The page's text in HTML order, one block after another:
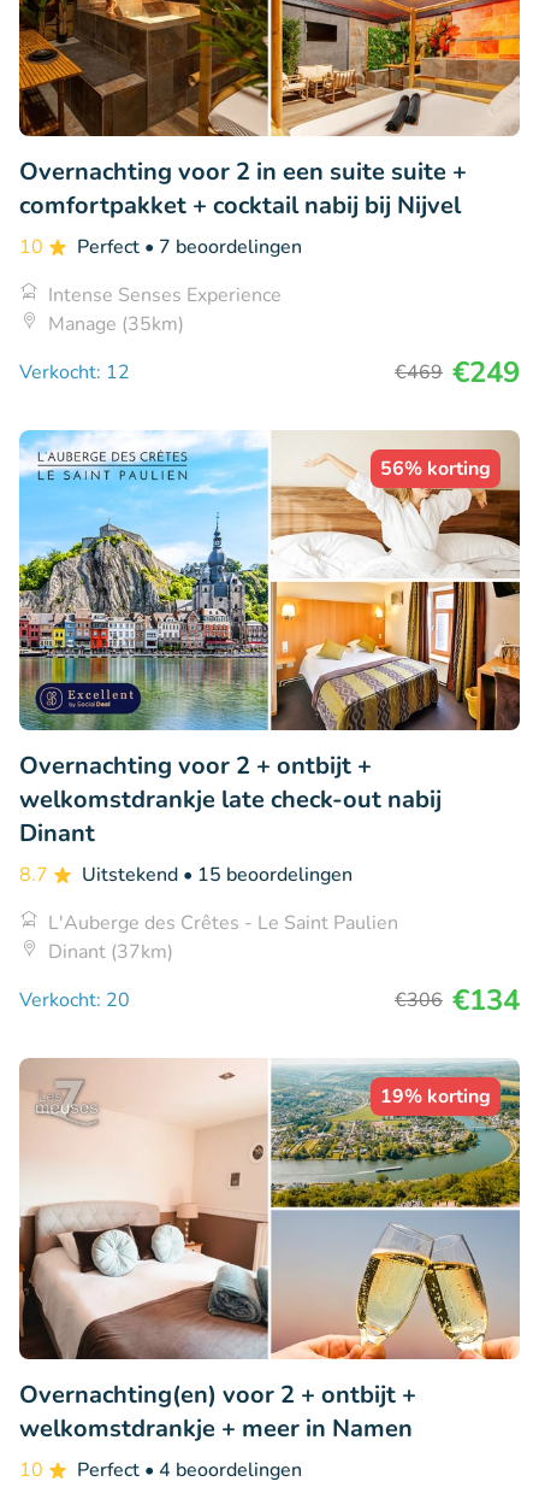
Overnachting voor 2 in een suite suite +
comfortpakket + cocktail nabij bij Nijvel
10 Perfect • 7 beoordelingen
Intense Senses Experience
Manage (35km)
Verkocht: 12
€469 €249
56% korting
Overnachting voor 2 + ontbijt +
welkomstdrankje late check-out nabij
Dinant
8.7 Uitstekend • 15 beoordelingen
L'Auberge des Crêtes - Le Saint Paulien
Dinant (37km)
Verkocht: 20
€306 €134
19% korting
Overnachting(en) voor 2 + ontbijt +
welkomstdrankje + meer in Namen
10 Perfect • 4 beoordelingen